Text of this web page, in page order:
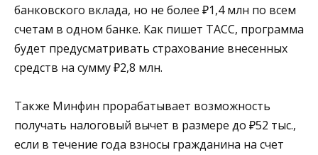
банковского вклада, но не более ₽1,4 млн по всем
счетам в одном банке. Как пишет ТАСС, программа
будет предусматривать страхование внесенных
средств на сумму ₽2,8 млн.
Также Минфин прорабатывает возможность
получать налоговый вычет в размере до ₽52 тыс.,
если в течение года взносы гражданина на счет